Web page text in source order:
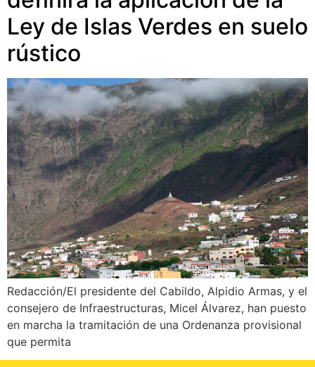
Ley de Islas Verdes en suelo
rústico
Redacción/El presidente del Cabildo, Alpidio Armas, y el
consejero de Infraestructuras, Micel Álvarez, han puesto
en marcha la tramitación de una Ordenanza provisional
que permita